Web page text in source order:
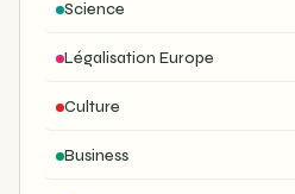
Science
Légalisation Europe
Culture
Business